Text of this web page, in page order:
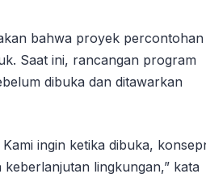
bahwa proyek percontohan
Saat ini, rancangan program
dibuka dan ditawarkan
ingin ketika dibuka,
lingkungan,” kata